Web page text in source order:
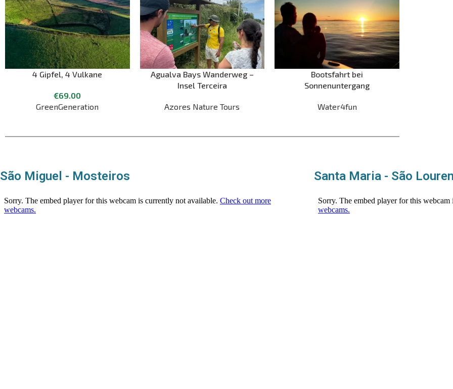
4 Gipfel, 4 Vulkane
€69.00
GreenGeneration
Agualva Bays Wanderweg –
Insel Terceira
Azores Nature Tours
Bootsfahrt bei
Sonnenuntergang
Water4fun
São Miguel - Mosteiros Santa Maria - São